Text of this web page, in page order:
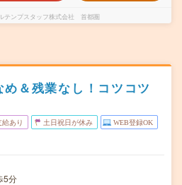
テンプスタッフ株式会社 首都圏
め＆残業なし！コツコツ
あり 土日祝日が休み WEB登録OK
5分